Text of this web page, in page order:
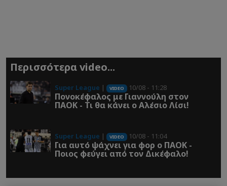
Περισσότερα video...
Super League | VIDEO 10/08 - 11:28
Πονοκέφαλος με Γιαννούλη στον
ΠΑΟΚ - Τι θα κάνει ο Αλέσιο Λίσι!
Super League | VIDEO 10/08 - 11:04
Για αυτό ψάχνει για φορ ο ΠΑΟΚ -
Ποιος φεύγει από τον Δικέφαλο!